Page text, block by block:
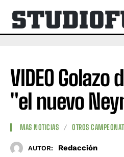
VIDEO Golazo
"el nuevo
MAS NOTICIAS OTROS
AUTOR: Redacción